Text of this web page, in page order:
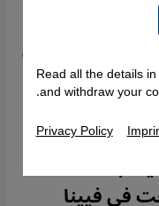
بناء
والمسيحيين
شيئا فشيئا
طويل بسبب
الثلاث يرون
بعد
في فيينا
Read all the details
and withdraw your
Privacy Policy